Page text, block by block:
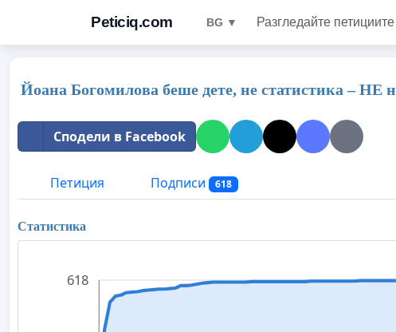
Peticiq.com BG ▼ Разгледайте петициите
Йоана Богомилова беше дете, не статистика –
Сподели в Facebook
Петиция Подписи 618
Статистика
618